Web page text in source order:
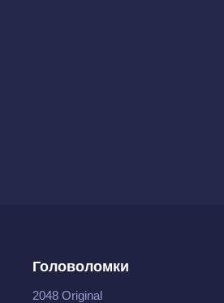
Головоломки
2048 Original